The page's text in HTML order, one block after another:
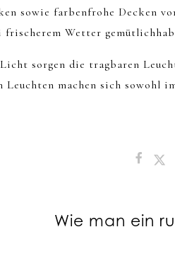
sowie farbenfrohe Decken
frischerem Wetter
sorgen die tragbaren
machen sich sowohl
Wie man ein